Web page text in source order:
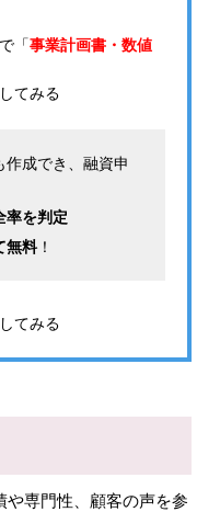
「事業計画書・数値
てみる
作成でき、融資申
率を判定
無料！
てみる
専門性、顧客の声を参